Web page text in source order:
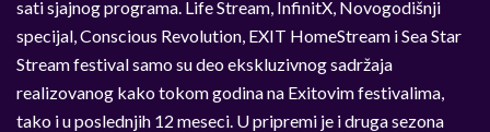
sati sjajnog programa. Life Stream, InfinitX, Novogodišnji
specijal, Conscious Revolution, EXIT HomeStream i Sea Star
Stream festival samo su deo ekskluzivnog sadržaja
realizovanog kako tokom godina na Exitovim festivalima,
tako i u poslednjih 12 meseci. U pripremi je i druga sezona